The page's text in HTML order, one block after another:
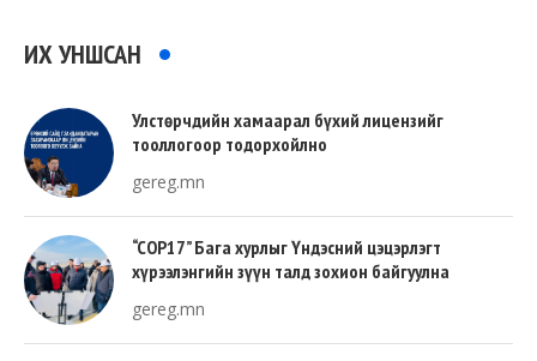
ИХ УНШСАН
Улстөрчдийн хамаарал бүхий лицензийг
тооллогоор тодорхойлно
gereg.mn
“COP17” Бага хурлыг Үндэсний цэцэрлэгт
хүрээлэнгийн зүүн талд зохион байгуулна
gereg.mn